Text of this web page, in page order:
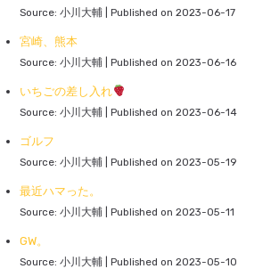
Source: 小川大輔 Published on 2023-06-17
宮崎、熊本
Source: 小川大輔 Published on 2023-06-16
いちごの差し入れ
Source: 小川大輔 Published on 2023-06-14
ゴルフ
Source: 小川大輔 Published on 2023-05-19
最近ハマった。
Source: 小川大輔 Published on 2023-05-11
GW。
Source: 小川大輔 Published on 2023-05-10